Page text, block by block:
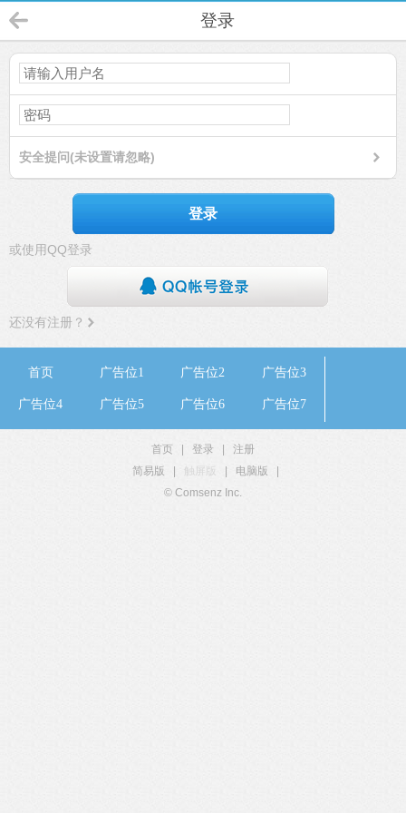
登录
安全提问(未设置请忽略)
登录
或使用QQ登录
还没有注册？
首页 广告位1 广告位2 广告位3
广告位4 广告位5 广告位6 广告位7
首页 登录
注册
简易版
触屏版 电脑版
© Comsenz Inc.